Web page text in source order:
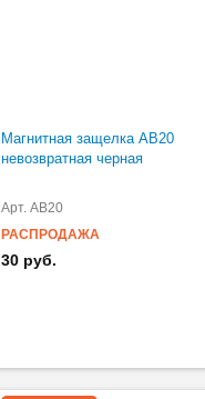
Магнитная защелка AB20
невозвратная черная
Арт. AB20
РАСПРОДАЖА
30 руб.